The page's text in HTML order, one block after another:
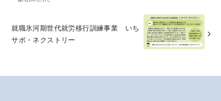
就職氷河期世代就労移行訓練事業 いち
サポ・ネクストリー